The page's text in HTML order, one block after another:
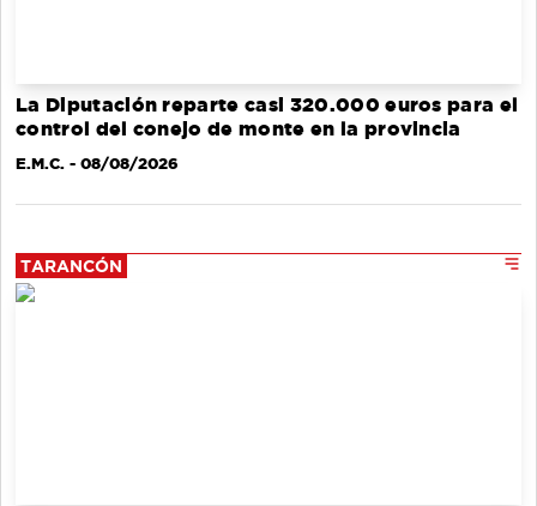
La Diputación reparte casi 320.000 euros para el
control del conejo de monte en la provincia
E.M.C. - 08/08/2026
TARANCÓN